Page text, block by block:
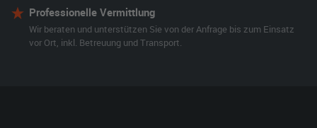
Professionelle Vermittlung
Wir beraten und unterstützen Sie von der Anfrage bis zum Einsatz
vor Ort, inkl. Betreuung und Transport.